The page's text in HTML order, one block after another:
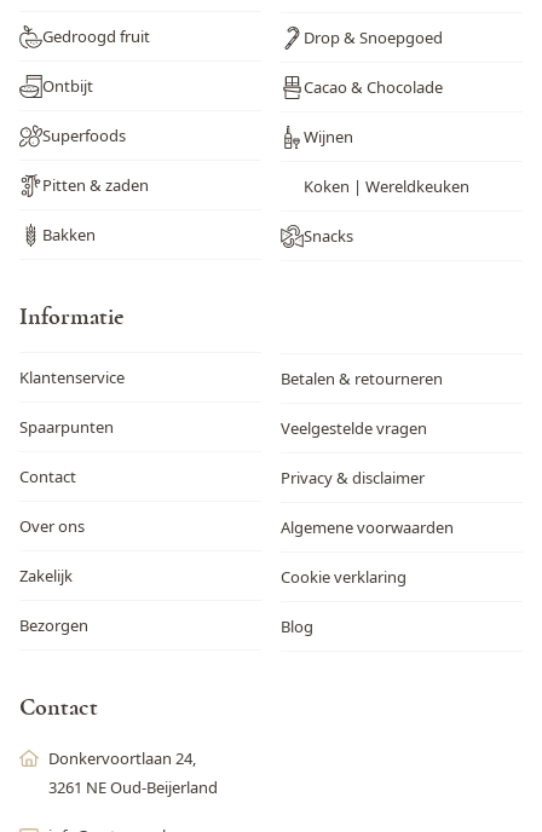
Gedroogd fruit
Ontbijt
Superfoods
Pitten & zaden
Bakken
Drop & Snoepgoed
Cacao & Chocolade
Wijnen
Koken | Wereldkeuken
Snacks
Informatie
Klantenservice
Spaarpunten
Contact
Over ons
Zakelijk
Bezorgen
Betalen & retourneren
Veelgestelde vragen
Privacy & disclaimer
Algemene voorwaarden
Cookie verklaring
Blog
Contact
Donkervoortlaan 24,
3261 NE Oud-Beijerland